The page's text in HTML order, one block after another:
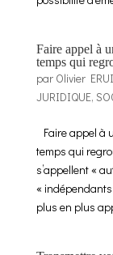
Faire appel à
temps qui
par Olivier
JURIDIQUE,
Faire appel à
temps qui
s’appellent «
«
plus en plus